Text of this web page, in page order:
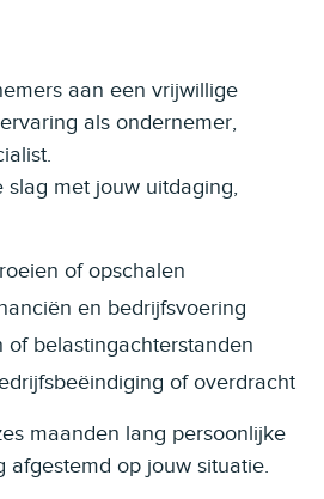
aan een vrijwillige
als ondernemer,
met jouw uitdaging,
of opschalen
en bedrijfsvoering
of belastingachterstanden
of overdracht
maanden lang persoonlijke
afgestemd op jouw situatie.